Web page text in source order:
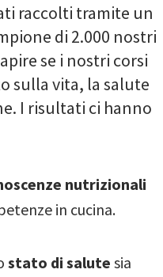
raccolti tramite un
di 2.000 nostri
se i nostri corsi
sulla vita, la salute
I risultati ci hanno
nutrizionali
in cucina.
stato di salute sia